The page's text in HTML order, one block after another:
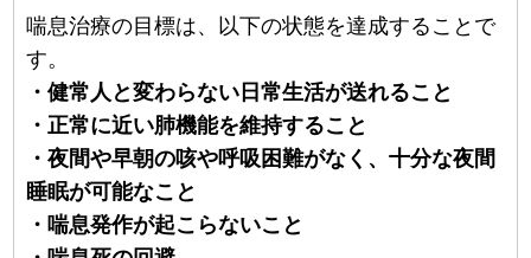
喘息治療の目標は、以下の状態を達成することで
す。
・健常人と変わらない日常生活が送れること
・正常に近い肺機能を維持すること
・夜間や早朝の咳や呼吸困難がなく、十分な夜間
睡眠が可能なこと
・喘息発作が起こらないこと